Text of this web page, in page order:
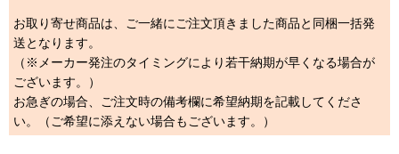
お取り寄せ商品は、ご一緒にご注文頂きました商品と同梱一括発
送となります。
（※メーカー発注のタイミングにより若干納期が早くなる場合が
ございます。）
お急ぎの場合、ご注文時の備考欄に希望納期を記載してくださ
い。（ご希望に添えない場合もございます。）